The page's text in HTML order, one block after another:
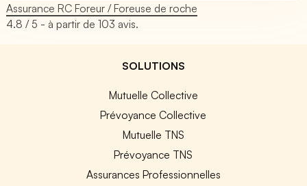
Assurance RC Foreur / Foreuse de roche
4.8 / 5 - à partir de103 avis.
SOLUTIONS
Mutuelle Collective
Prévoyance Collective
Mutuelle TNS
Prévoyance TNS
Assurances Professionnelles